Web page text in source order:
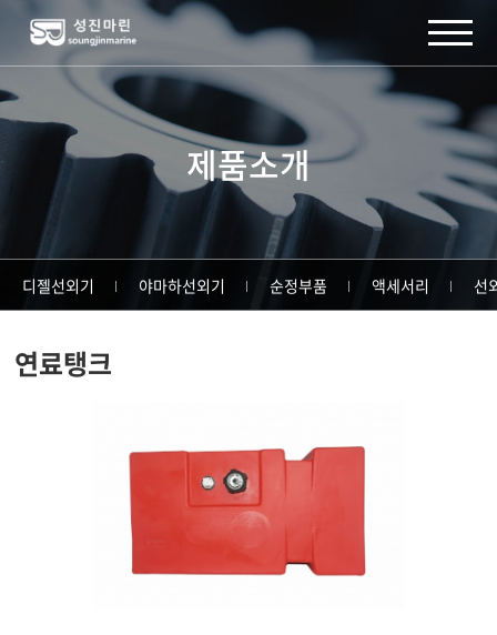
제품소개
디젤선외기 야마하선외기 순정부품 액세서리 선
연료탱크